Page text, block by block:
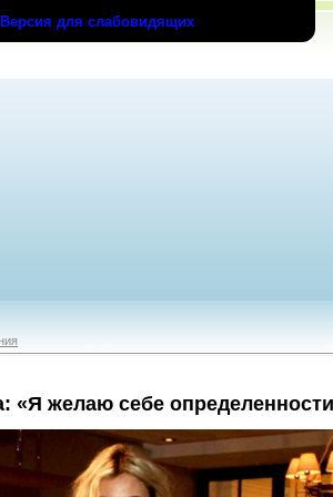
Версия для слабовидящих
«Я желаю себе